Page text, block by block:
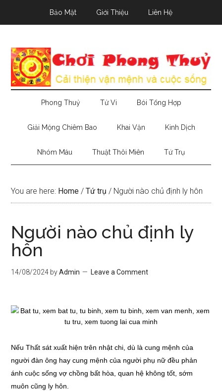
Bảo Mật Giới Thiệu Liên Hệ
Phong Thuỷ Tử Vi Bói Tổng Hợp
Giải Mộng Chiêm Bao Khai Vận Kinh Dịch
Nhóm Máu Thuật Thôi Miên Tứ Trụ
You are here: Home / Tứ trụ / Người nào chủ định ly hôn
Người nào chủ định ly
hôn
14/08/2024 byAdmin Leave a Comment
Nếu Thất sát xuất hiện trên nhật chi, dù là cung mệnh của
người đàn ông hay cung mệnh của người phụ nữ đều phản
ánh cuộc sống vợ chồng bất hòa, quan hệ không tốt, sớm
muôn cũng ly hôn.